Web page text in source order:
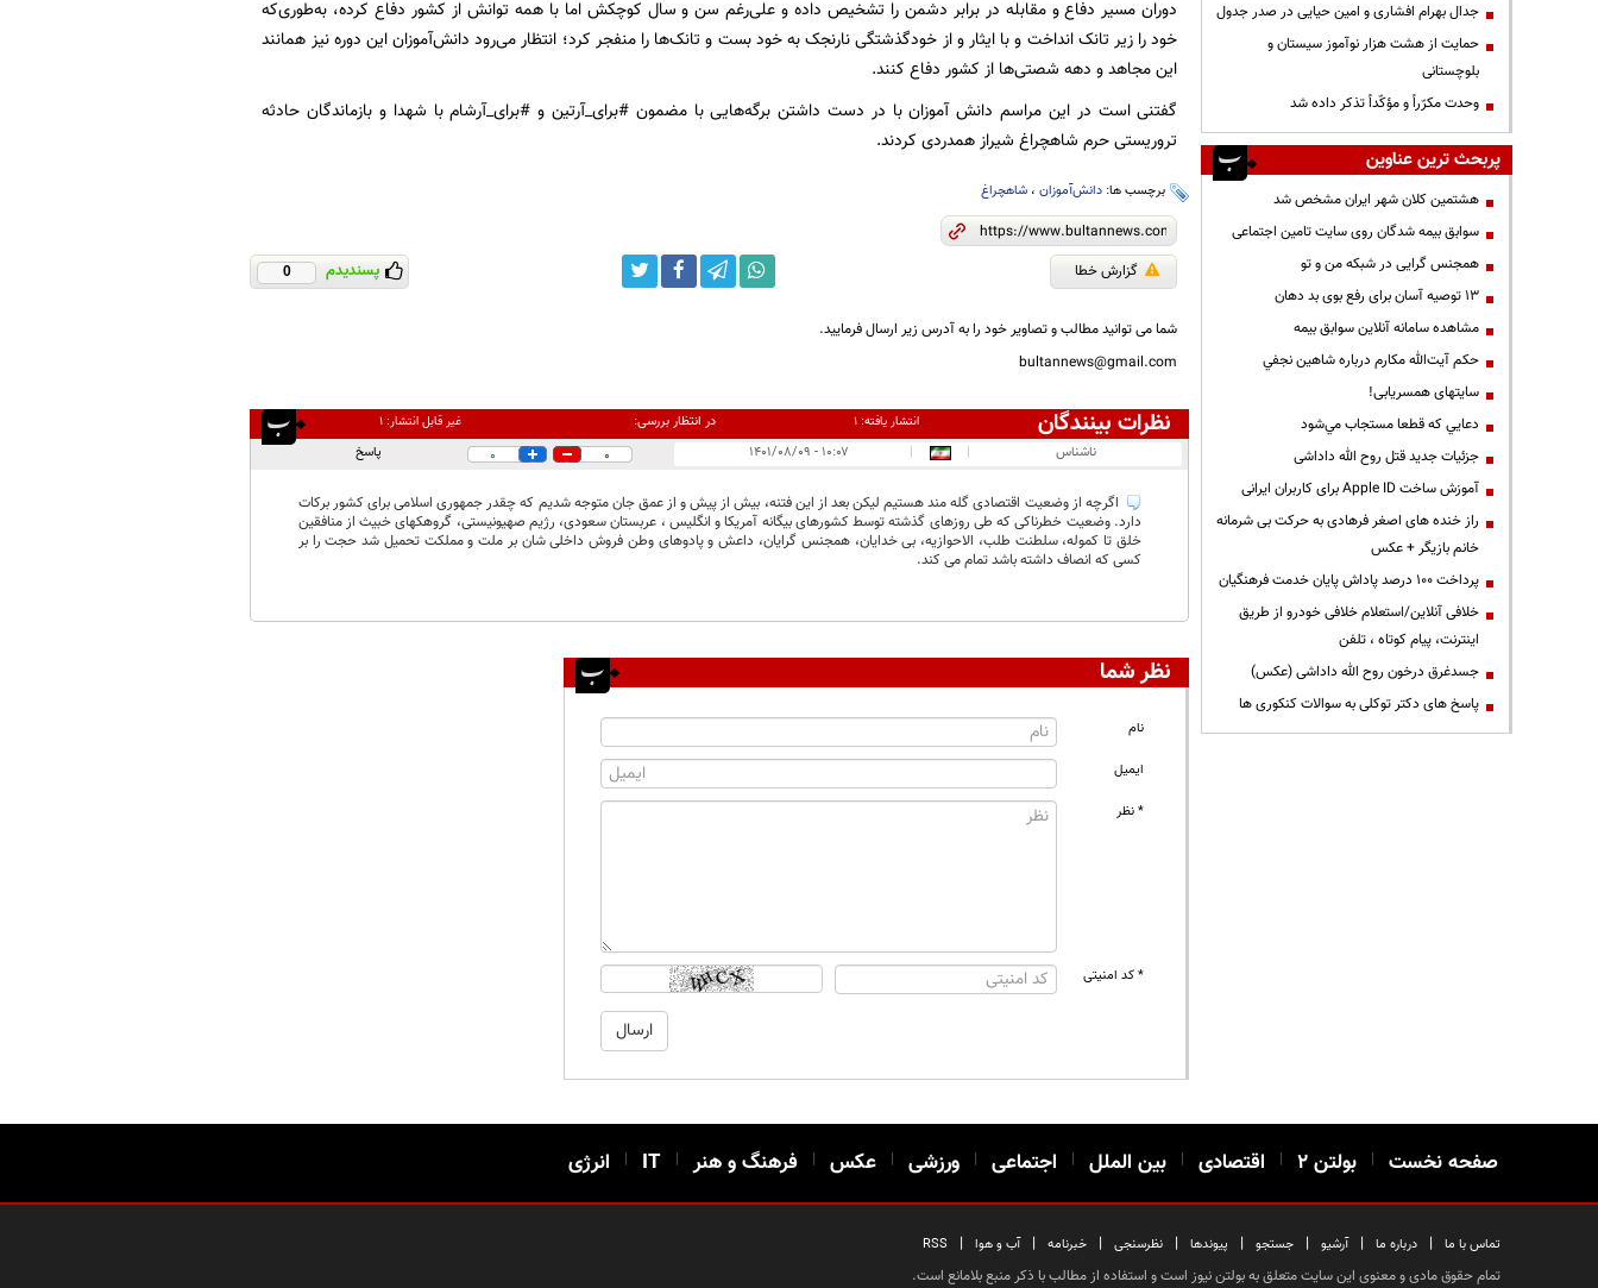
دوران مسیر دفاع و مقابله در برابر دشمن را تشخیص داده و علی‌رغم سن و سال کوچکش اما با همه توانش از کشور دفاع کرده، به‌طوری‌که
خود را زیر تانک انداخت و با ایثار و از خودگذشتگی نارنجک به خود بست و تانک‌ها را منفجر کرد؛ انتظار می‌رود دانش‌آموزان این دوره نیز همانند
این مجاهد و دهه شصتی‌ها از کشور دفاع کنند.
گفتنی است در این مراسم دانش آموزان با در دست داشتن برگه‌هایی با مضمون #برای_آرتین و #برای_آرشام با شهدا و بازماندگان حادثه
تروریستی حرم شاهچراغ شیراز همدردی کردند.
برچسب ها: دانش‌آموزان، شاهچراغ
گزارش خطا پسندیدم 0
شما می توانید مطالب و تصاویر خود را به آدرس زیر ارسال فرمایید.
bultannews@gmail.com
نظرات بینندگان انتشار یافته:۱ در انتظار بررسی: غیر قابل انتشار:۱
ناشناس |
| ۱۰:۰۷ - ۱۴۰۱/۰۸/۰۹ 0
0 پاسخ
اگرچه از وضعیت اقتصادی گله مند هستیم لیکن بعد از این فتنه، بیش از پیش و از عمق جان متوجه شدیم که چقدر جمهوری اسلامی برای کشور برکات
دارد. وضعیت خطرناکی که طی روزهای گذشته توسط کشورهای بیگانه آمریکا و انگلیس ، عربستان سعودی، رژیم صهیونیستی، گروهکهای خبیث از منافقین
خلق تا کموله، سلطنت طلب، الاحوازیه، بی خدایان، همجنس گرایان، داعش و پادوهای وطن فروش داخلی شان بر ملت و مملکت تحمیل شد حجت را بر
کسی که انصاف داشته باشد تمام می کند.
نظر شما
نام
ایمیل
* نظر
* کد امنیتی
جدال بهرام افشاری و امین حیایی در صدر جدول
حمایت از هشت هزار نوآموز سیستان و
بلوچستانی
وحدت مکرّراً و مؤکّداً تذکر داده شد
پربحث ترین عناوین
هشتمین کلان شهر ایران مشخص شد
سوابق بیمه شدگان روی سایت تامین اجتماعی
همجنس گرایی در شبکه من و تو
13 توصیه آسان برای رفع بوی بد دهان
مشاهده سامانه آنلاين سوابق بیمه
حكم آيت‌الله مكارم درباره شاهين نجفي
سایتهای همسریابی!
دعايي كه قطعا مستجاب مي‌شود
جزئیات جدید قتل روح الله داداشی
آموزش ساخت Apple ID برای کاربران ایرانی
راز خنده های اصغر فرهادی به حرکت بی شرمانه
خانم بازیگر + عکس
پرداخت ۱۰۰ درصد پاداش پایان خدمت فرهنگیان
خلافی آنلاین/استعلام خلافی خودرو از طریق
اینترنت، پیام کوتاه ، تلفن
جسدغرق درخون روح الله داداشی (عکس)
پاسخ های دکتر توکلی به سوالات کنکوری ها
صفحه نخست | بولتن ۲ | اقتصادی | بین الملل | اجتماعی | ورزشی | عکس | فرهنگ و هنر |
IT
| انرژی
تماس با ما | درباره ما | آرشیو | جستجو | پیوندها | نظرسنجی | خبرنامه | آب و هوا |
RSS
تمام حقوق مادی و معنوی این سایت متعلق به بولتن نیوز است و استفاده از مطالب با ذکر منبع بلامانع است.